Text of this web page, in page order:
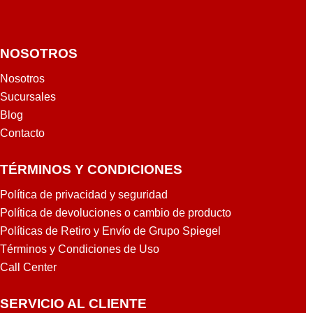
NOSOTROS
Nosotros
Sucursales
Blog
Contacto
TÉRMINOS Y CONDICIONES
Política de privacidad y seguridad
Política de devoluciones o cambio de producto
Políticas de Retiro y Envío de Grupo Spiegel
Términos y Condiciones de Uso
Call Center
SERVICIO AL CLIENTE